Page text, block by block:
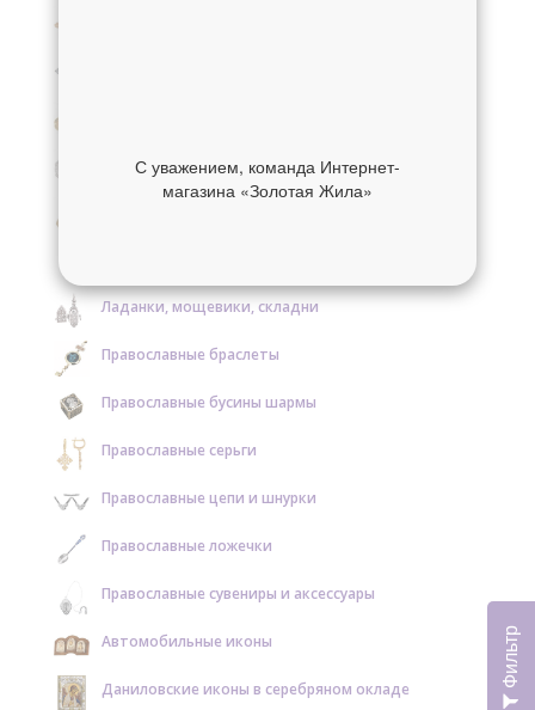
Фильтр
Образки и нательные иконы серебряные
Ладанки, мощевики, складни
Православные браслеты
Православные бусины шармы
Православные серьги
Православные цепи и шнурки
Православные ложечки
Православные сувениры и аксессуары
Автомобильные иконы
Даниловские иконы в серебряном окладе
С уважением, команда Интернет-
магазина «Золотая Жила»